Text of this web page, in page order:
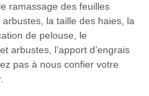
ramassage des feuilles
la taille des haies, la
de pelouse, le
arbustes, l’apport d’engrais
pas à nous confier votre